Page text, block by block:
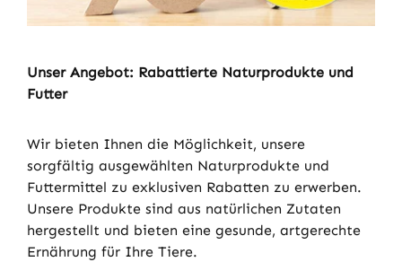
Unser Angebot: Rabattierte Naturprodukte und
Futter
Wir bieten Ihnen die Möglichkeit, unsere
sorgfältig ausgewählten Naturprodukte und
Futtermittel zu exklusiven Rabatten zu erwerben.
Unsere Produkte sind aus natürlichen Zutaten
hergestellt und bieten eine gesunde, artgerechte
Ernährung für Ihre Tiere.